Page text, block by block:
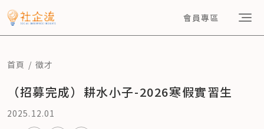
會員專區
首頁 徵才
（招募完成）耕水小子-2026寒假實習生
2025.12.01